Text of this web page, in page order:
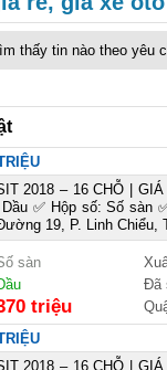
thấy tin nào theo yêu
2018 – 16 CHỖ |
✅ Hộp số: Số sàn
19, P. Linh Chiểu,
sàn
Đã
triệu
2018 – 16 CHỖ |